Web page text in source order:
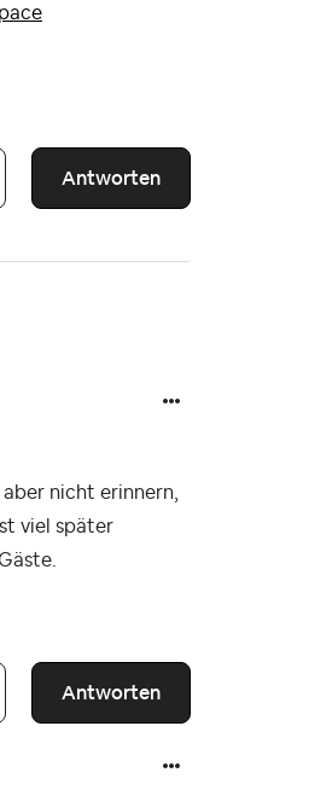
Antworten
nicht erinnern,
viel später
Antworten